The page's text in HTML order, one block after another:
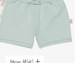
إضافة سريعة